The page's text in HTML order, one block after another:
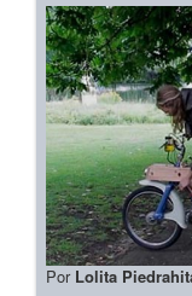
Por Lolita